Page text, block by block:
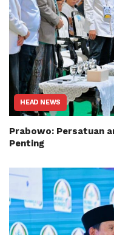
HEAD NEWS
Prabowo: Persatuan
Penting